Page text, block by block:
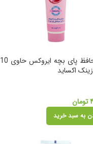
کرم محافظ پای بچه ایروکس حاوی 10
اکساید
تومان
به سبد خرید